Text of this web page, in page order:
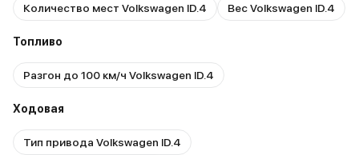
Количество мест Volkswagen ID.4
Вес Volkswagen ID.4
Топливо
Разгон до 100 км/ч Volkswagen ID.4
Ходовая
Тип привода Volkswagen ID.4